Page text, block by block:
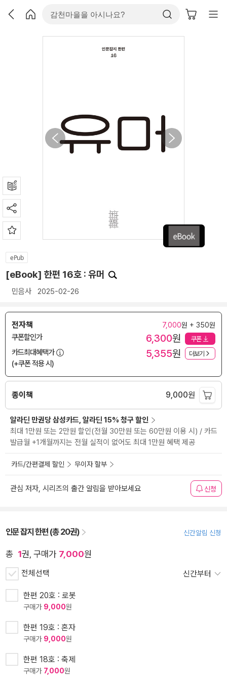
ePub
[eBook] 한편 16호 : 유머
민음사 2025-02-26
전자책 7,000원 + 350원
쿠폰할인가 6,300원 쿠폰
카드최대혜택가
(+쿠폰 적용 시)
5,355원 더보기
종이책 9,000원
알라딘 만권당 삼성카드, 알라딘 15% 청구 할인
최대 1만원 또는 2만원 할인(전월 30만원 또는 60만원 이용 시) / 카드
발급월 +1개월까지는 전월 실적이 없어도 최대 1만원 혜택 제공
카드/간편결제 할인 무이자 할부
관심 저자, 시리즈의 출간 알림을 받아보세요 신청
인문 잡지 한편 (총 20권) 신간알림 신청
총 1권, 구매가 7,000원
전체선택 신간부터
한편 20호 : 로봇
구매가 9,000원
한편 19호 : 혼자
구매가 9,000원
한편 18호 : 축제
구매가 7,000원